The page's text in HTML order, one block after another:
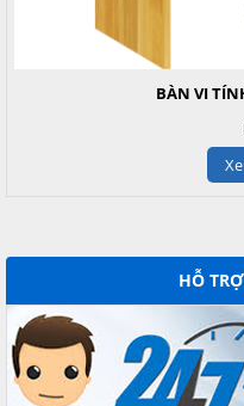
BÀN VI
HỖ